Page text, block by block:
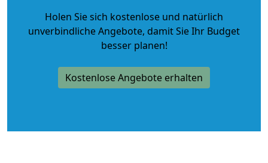
Holen Sie sich kostenlose und natürlich
unverbindliche Angebote, damit Sie Ihr Budget
besser planen!
Kostenlose Angebote erhalten